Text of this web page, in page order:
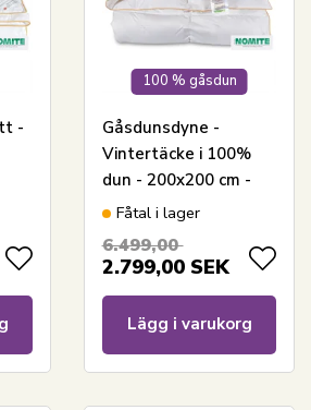
-
-
100 % gåsdun
Gåsdunsdyne -
Vintertäcke i 100%
dun - 200x200 cm -
Borg Living
Fåtal i lager
6.499,00
2.799,00 SEK
Lägg i varukorg